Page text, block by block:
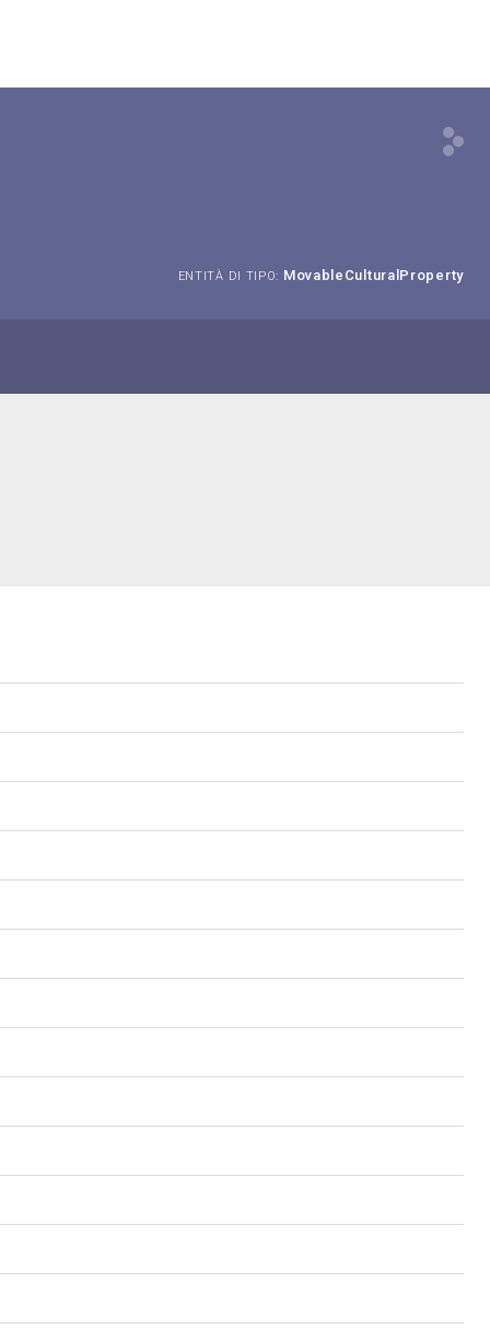
ENTITÀ DI TIPO: MovableCulturalProperty